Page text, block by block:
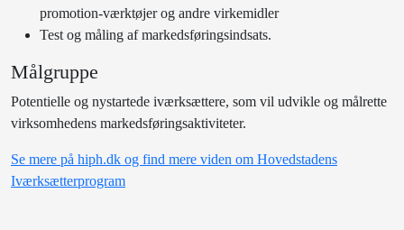
promotion-værktøjer og andre virkemidler
Test og måling af markedsføringsindsats.
Målgruppe
Potentielle og nystartede iværksættere, som vil udvikle og målrette
virksomhedens markedsføringsaktiviteter.
Se mere på hiph.dk og find mere viden om Hovedstadens
Iværksætterprogram